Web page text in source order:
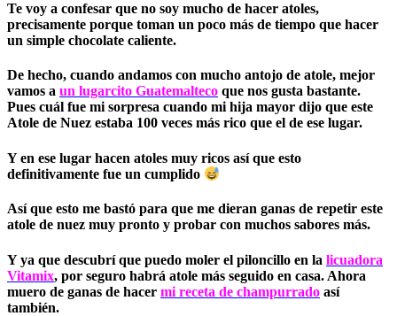
Te voy a confesar que no soy mucho de hacer atoles,
precisamente porque toman un poco más de tiempo que hacer
un simple chocolate caliente.
De hecho, cuando andamos con mucho antojo de atole, mejor
vamos a un lugarcito Guatemalteco que nos gusta bastante.
Pues cuál fue mi sorpresa cuando mi hija mayor dijo que este
Atole de Nuez estaba 100 veces más rico que el de ese lugar.
Y en ese lugar hacen atoles muy ricos así que esto
definitivamente fue un cumplido
Así que esto me bastó para que me dieran ganas de repetir este
atole de nuez muy pronto y probar con muchos sabores más.
Y ya que descubrí que puedo moler el piloncillo en la licuadora
Vitamix, por seguro habrá atole más seguido en casa. Ahora
muero de ganas de hacer mi receta de champurrado así
también.